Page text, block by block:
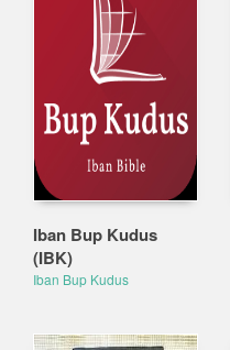
Iban Bup Kudus
(IBK)
Iban Bup Kudus